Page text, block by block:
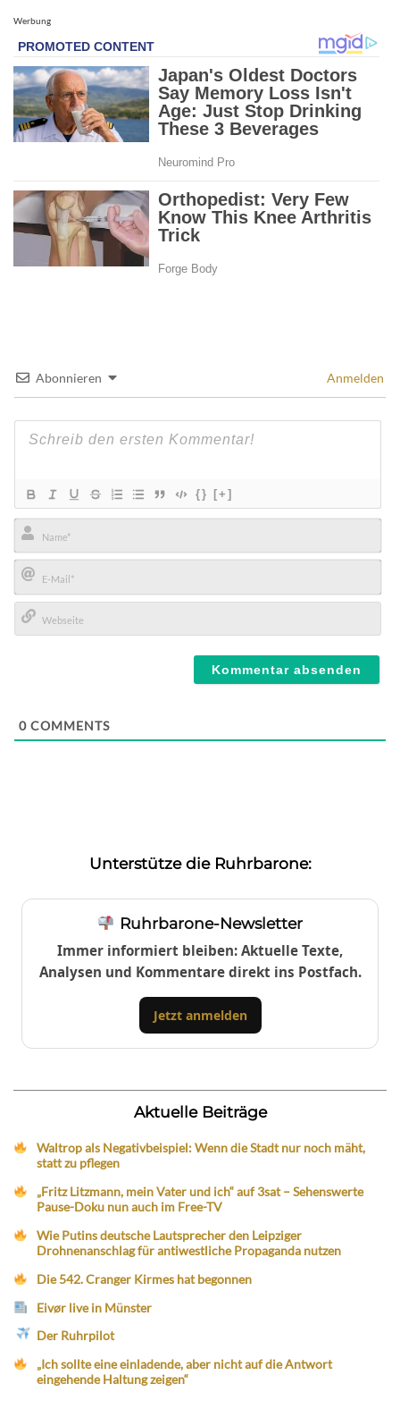
Werbung
Abonnieren Anmelden
{} [+]
Name*
E-
Mail*
0 COMMENTS
Unterstütze die Ruhrbarone:
Ruhrbarone-Newsletter
Immer informiert bleiben: Aktuelle Texte,
Analysen und Kommentare direkt ins Postfach.
Jetzt anmelden
Aktuelle Beiträge
Waltrop als Negativbeispiel: Wenn die Stadt nur noch mäht,
statt zu pflegen
„Fritz Litzmann, mein Vater und ich“ auf 3sat – Sehenswerte
Pause-Doku nun auch im Free-TV
Wie Putins deutsche Lautsprecher den Leipziger
Drohnenanschlag für antiwestliche Propaganda nutzen
Die 542. Cranger Kirmes hat begonnen
Eivør live in Münster
Der Ruhrpilot
„Ich sollte eine einladende, aber nicht auf die Antwort
eingehende Haltung zeigen“